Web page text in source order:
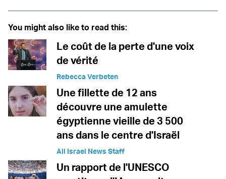
You might also like to read this:
Le coût de la perte d'une voix
de vérité
Rebecca Verbeten
Une fillette de 12 ans
découvre une amulette
égyptienne vieille de 3 500
ans dans le centre d'Israël
All Israel News Staff
Un rapport de l'UNESCO